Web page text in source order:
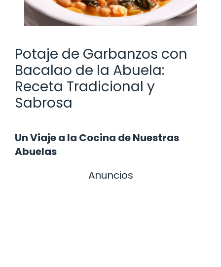
Potaje de Garbanzos con
Bacalao de la Abuela:
Receta Tradicional y
Sabrosa
Un Viaje a la Cocina de Nuestras
Abuelas
Anuncios